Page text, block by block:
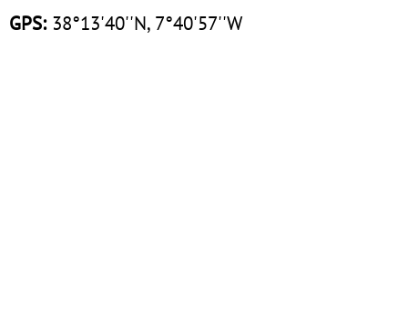
GPS:38°13'40''N, 7°40'57''W